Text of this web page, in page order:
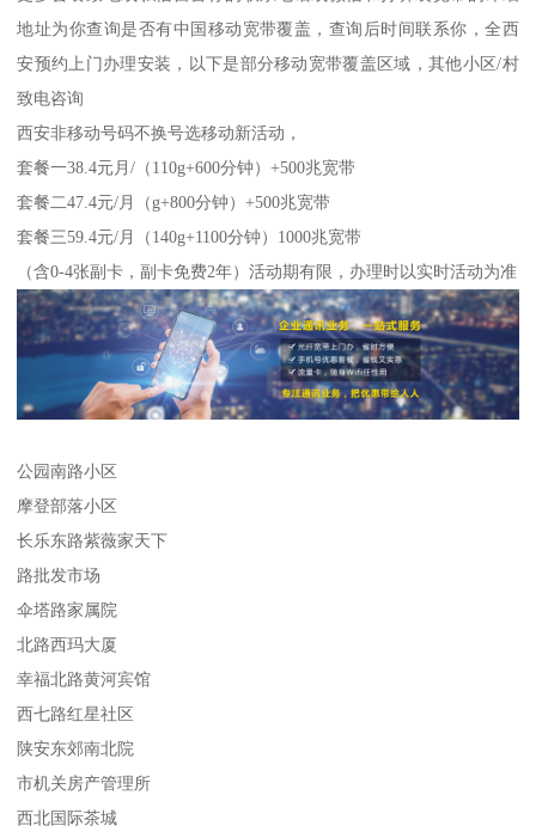
地址为你查询是否有中国移动宽带覆盖，查询后时间联系你，全西
安预约上门办理安装，以下是部分移动宽带覆盖区域，其他小区/村
致电咨询
西安非移动号码不换号选移动新活动，
套餐一38.4元月/（110g+600分钟）+500兆宽带
套餐二47.4元/月（g+800分钟）+500兆宽带
套餐三59.4元/月（140g+1100分钟）1000兆宽带
（含0-4张副卡，副卡免费2年）活动期有限，办理时以实时活动为准
公园南路小区
摩登部落小区
长乐东路紫薇家天下
路批发市场
伞塔路家属院
北路西玛大厦
幸福北路黄河宾馆
西七路红星社区
陕安东郊南北院
市机关房产管理所
西北国际茶城